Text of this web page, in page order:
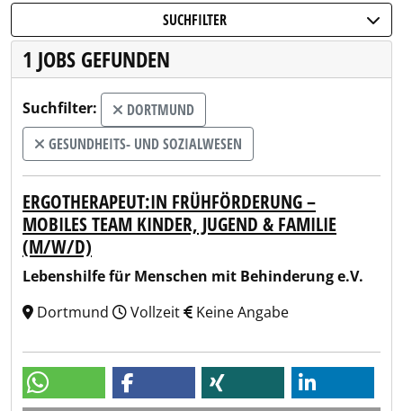
SUCHFILTER
1 JOBS GEFUNDEN
Suchfilter:
DORTMUND
GESUNDHEITS- UND SOZIALWESEN
ERGOTHERAPEUT:IN FRÜHFÖRDERUNG –
MOBILES TEAM KINDER, JUGEND & FAMILIE
(M/W/D)
Lebenshilfe für Menschen mit Behinderung e.V.
Dortmund
Vollzeit Keine Angabe